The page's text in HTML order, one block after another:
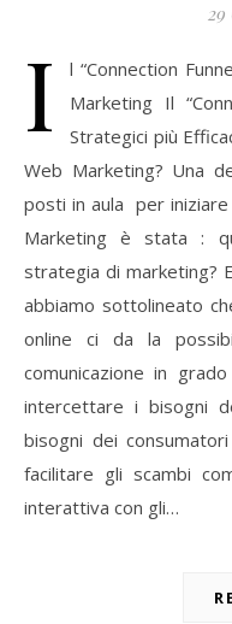
29
I
l “Connection
Marketing Il
Strategici più
Web Marketing? Una
posti in aula per
Marketing è stata :
strategia di marketing?
abbiamo sottolineato
online ci da la
comunicazione in
intercettare i bisogni
bisogni dei
facilitare gli scambi
interattiva con gli…